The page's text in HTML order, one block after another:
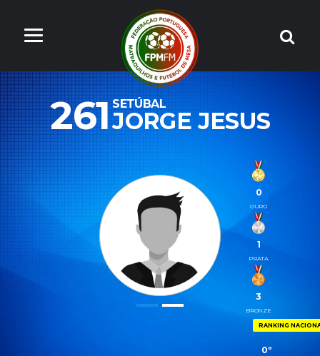
261SETÚBAL
JORGE JESUS
0
OURO
1
PRATA
3
BRONZE
RANKING
0º